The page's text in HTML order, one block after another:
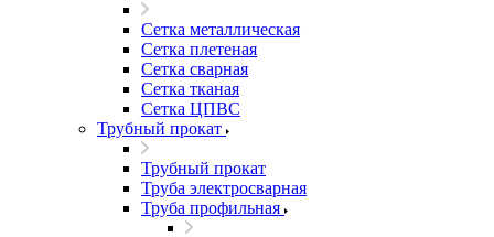
Сетка металлическая
Сетка плетеная
Сетка сварная
Сетка тканая
Сетка ЦПВС
Трубный прокат
Трубный прокат
Труба электросварная
Труба профильная